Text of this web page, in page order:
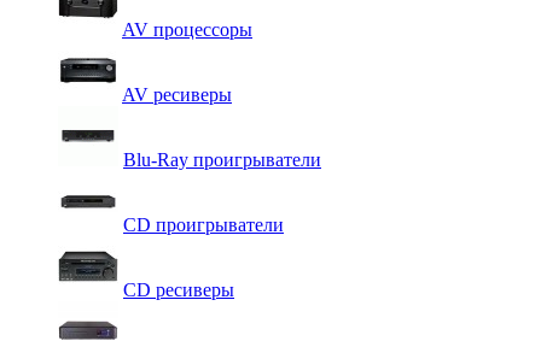
AV процессоры
AV ресиверы
Blu-Ray проигрыватели
CD проигрыватели
CD ресиверы